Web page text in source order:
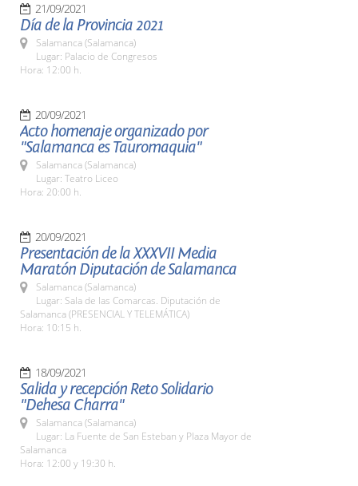
21/09/2021
Día de la Provincia 2021
Salamanca (Salamanca)
Lugar: Palacio de Congresos
Hora: 12:00 h.
20/09/2021
Acto homenaje organizado por
"Salamanca es Tauromaquia"
Salamanca (Salamanca)
Lugar: Teatro Liceo
Hora: 20:00 h.
20/09/2021
Presentación de la XXXVII Media
Maratón Diputación de Salamanca
Salamanca (Salamanca)
Lugar: Sala de las Comarcas. Diputación de
Salamanca (PRESENCIAL Y TELEMÁTICA)
Hora: 10:15 h.
18/09/2021
Salida y recepción Reto Solidario
"Dehesa Charra"
Salamanca (Salamanca)
Lugar: La Fuente de San Esteban y Plaza Mayor de
Salamanca
Hora: 12:00 y 19:30 h.